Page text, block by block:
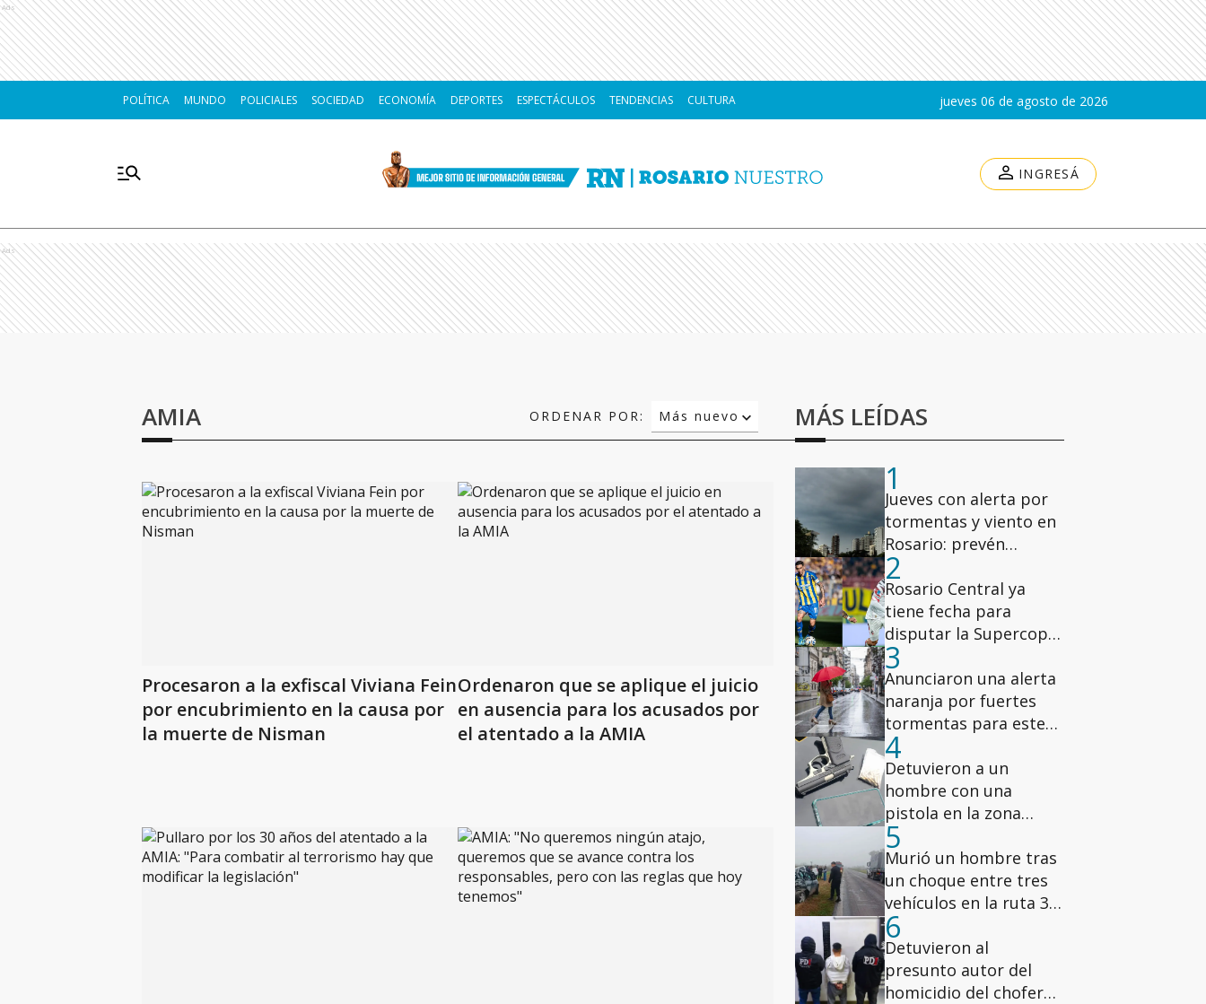
Ads
POLÍTICA MUNDO POLICIALES SOCIEDAD ECONOMÍA DEPORTES ESPECTÁCULOS TENDENCIAS CULTURA jueves 06 de agosto de 2026
INGRESÁ
Ads
AMIA ORDENAR POR:
Más nuevo
Relevancia
Procesaron a la exfiscal Viviana Fein
por encubrimiento en la causa por
la muerte de Nisman
Ordenaron que se aplique el juicio
en ausencia para los acusados por
el atentado a la AMIA
MÁS LEÍDAS
1
Jueves con alerta por
tormentas y viento en
Rosario: prevén
ráfagas de hasta 78
km/h
2
Rosario Central ya
tiene fecha para
disputar la Supercopa
Internacional ante
Estudiantes
3
Anunciaron una alerta
naranja por fuertes
tormentas para este
jueves en Rosario
4
Detuvieron a un
hombre con una
pistola en la zona
norte luego de que se
escucharan disparos
5
Murió un hombre tras
un choque entre tres
vehículos en la ruta 34,
a la altura de Luis
Palacios
6
Detuvieron al
presunto autor del
homicidio del chofer